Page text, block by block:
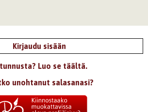
Kirjaudu sisään
Luo se täältä.
unohtanut salasanasi?